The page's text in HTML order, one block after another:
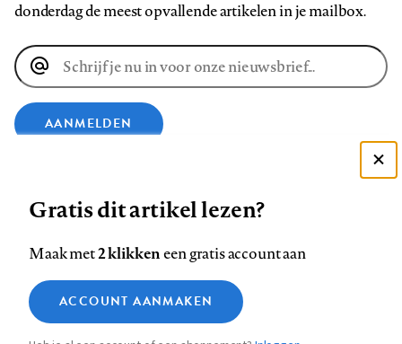
donderdag de meest opvallende artikelen in je mailbox.
E-
mailadres
AANMELDEN
op
Facebook
op
LinkedIn
op
Bluesky
ons
op
InstagramYouTube
Footer
Contact Colofon Disclaimer Privacy
Medische vragen verdienen
betrouwbare antwoorden
Zie onze cookie policy
Analytische cookies
Gratis dit artikel lezen?
Maak met2 klikkeneen gratis account aan
ACCOUNT AANMAKEN